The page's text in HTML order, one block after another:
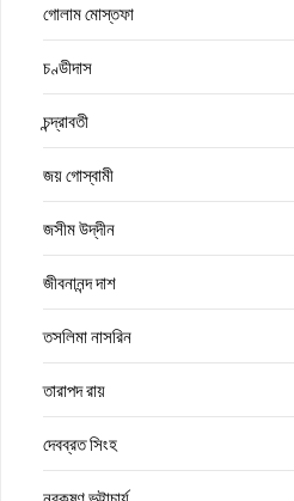
গোলাম মোস্তফা
চণ্ডীদাস
চন্দ্রাবতী
জয় গোস্বামী
জসীম উদ্‌দীন
জীবনানন্দ দাশ
তসলিমা নাসরিন
তারাপদ রায়
দেবব্রত সিংহ